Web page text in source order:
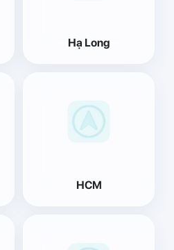
Hạ Long
HCM